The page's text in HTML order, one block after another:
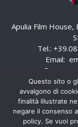
Apulia Film
Tel.:
Email:
Pec:
Questo sito o
avvalgono di
finalità illustrate
negare il consenso
policy. Se vuoi